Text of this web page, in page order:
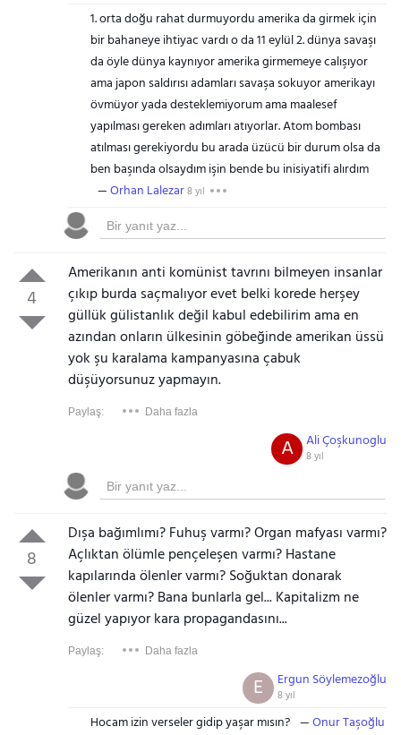
1. orta doğu rahat durmuyordu amerika da girmek için
bir bahaneye ihtiyac vardı o da 11 eylül 2. dünya savaşı
da öyle dünya kaynıyor amerika girmemeye calışıyor
ama japon saldırısı adamları savaşa sokuyor amerikayı
övmüyor yada desteklemiyorum ama maalesef
yapılması gereken adımları atıyorlar. Atom bombası
atılması gerekiyordu bu arada üzücü bir durum olsa da
ben başında olsaydım işin bende bu inisiyatifi alırdım
Orhan Lalezar8 yıl
4
Amerikanın anti komünist tavrını bilmeyen insanlar
çıkıp burda saçmalıyor evet belki korede herşey
güllük gülistanlık değil kabul edebilirim ama en
azından onların ülkesinin göbeğinde amerikan üssü
yok şu karalama kampanyasına çabuk
düşüyorsunuz yapmayın.
Paylaş: Daha fazla
Ali Çoşkunoglu
8 yıl
A
8
Dışa bağımlımı? Fuhuş varmı? Organ mafyası varmı?
Açlıktan ölümle pençeleşen varmı? Hastane
kapılarında ölenler varmı? Soğuktan donarak
ölenler varmı? Bana bunlarla gel... Kapitalizm ne
güzel yapıyor kara propagandasını...
Paylaş: Daha fazla
Ergun Söylemezoğlu
8 yıl
E
Hocam izin verseler gidip yaşar mısın? Onur Taşoğlu